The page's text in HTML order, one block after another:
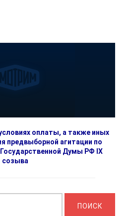
оплаты, а также иных
предвыборной агитации по
Думы РФ IX
созыва